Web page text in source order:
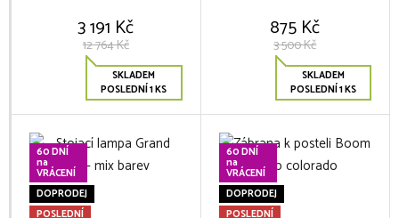
3 191 Kč
12 764 Kč
SKLADEM
POSLEDNÍ 1 KS
875 Kč
3 500 Kč
SKLADEM
POSLEDNÍ 1 KS
60 DNÍ
na
VRÁCENÍ
DOPRODEJ
POSLEDNÍ
60 DNÍ
na
VRÁCENÍ
DOPRODEJ
POSLEDNÍ